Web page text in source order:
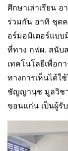
ศึกษาเล่าเรียน
ร่วมกัน อาทิ ชุดค
อร์มอมิเตอร์แบบ
ที่ทาง กฟผ. สนับ
เทคโนโลยีเพื่อก
ทางการเห็นได้ใ
ชัญญานุช มูลวิชา
ขอนแก่น เป็นผู้รั